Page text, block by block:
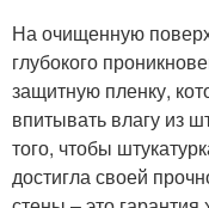
На очищенную
глубокого
защитную пленку,
впитывать влагу из
того, чтобы
достигла своей